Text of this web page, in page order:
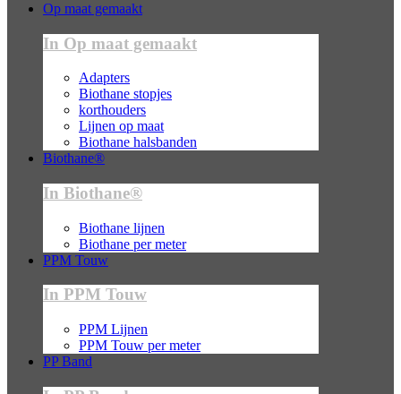
Op maat gemaakt
In Op maat gemaakt
Adapters
Biothane stopjes
korthouders
Lijnen op maat
Biothane halsbanden
Biothane®
In Biothane®
Biothane lijnen
Biothane per meter
PPM Touw
In PPM Touw
PPM Lijnen
PPM Touw per meter
PP Band